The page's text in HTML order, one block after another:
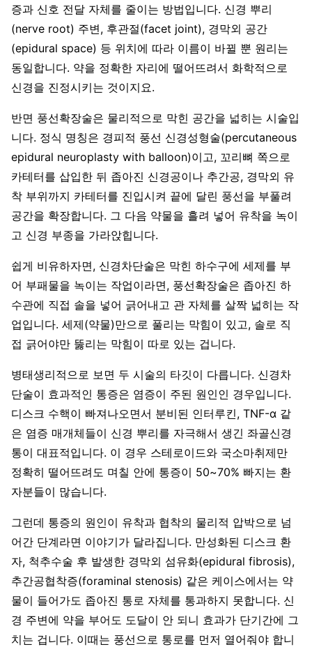
증과 신호 전달 자체를 줄이는 방법입니다. 신경 뿌리
(nerve root) 주변, 후관절(facet joint), 경막외 공간
(epidural space) 등 위치에 따라 이름이 바뀔 뿐 원리는
동일합니다. 약을 정확한 자리에 떨어뜨려서 화학적으로
신경을 진정시키는 것이지요.
반면 풍선확장술은 물리적으로 막힌 공간을 넓히는 시술입
니다. 정식 명칭은 경피적 풍선 신경성형술(percutaneous
epidural neuroplasty with balloon)이고, 꼬리뼈 쪽으로
카테터를 삽입한 뒤 좁아진 신경공이나 추간공, 경막외 유
착 부위까지 카테터를 진입시켜 끝에 달린 풍선을 부풀려
공간을 확장합니다. 그 다음 약물을 흘려 넣어 유착을 녹이
고 신경 부종을 가라앉힙니다.
쉽게 비유하자면, 신경차단술은 막힌 하수구에 세제를 부
어 부패물을 녹이는 작업이라면, 풍선확장술은 좁아진 하
수관에 직접 솔을 넣어 긁어내고 관 자체를 살짝 넓히는 작
업입니다. 세제(약물)만으로 풀리는 막힘이 있고, 솔로 직
접 긁어야만 뚫리는 막힘이 따로 있는 겁니다.
병태생리적으로 보면 두 시술의 타깃이 다릅니다. 신경차
단술이 효과적인 통증은 염증이 주된 원인인 경우입니다.
디스크 수핵이 빠져나오면서 분비된 인터루킨, TNF-α 같
은 염증 매개체들이 신경 뿌리를 자극해서 생긴 좌골신경
통이 대표적입니다. 이 경우 스테로이드와 국소마취제만
정확히 떨어뜨려도 며칠 안에 통증이 50~70% 빠지는 환
자분들이 많습니다.
그런데 통증의 원인이 유착과 협착의 물리적 압박으로 넘
어간 단계라면 이야기가 달라집니다. 만성화된 디스크 환
자, 척추수술 후 발생한 경막외 섬유화(epidural fibrosis),
추간공협착증(foraminal stenosis) 같은 케이스에서는 약
물이 들어가도 좁아진 통로 자체를 통과하지 못합니다. 신
경 주변에 약을 부어도 도달이 안 되니 효과가 단기간에 그
치는 겁니다. 이때는 풍선으로 통로를 먼저 열어줘야 합니